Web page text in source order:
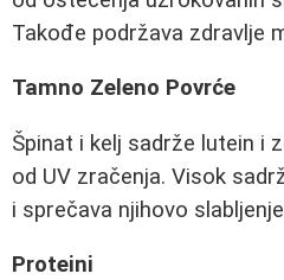
Takođe podržava zdravlje
Tamno Zeleno Povrće
Špinat i kelj sadrže lutein i
od UV zračenja. Visok
i sprečava njihovo
Proteini